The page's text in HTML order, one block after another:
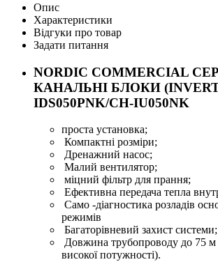
Опис
Характеристики
Відгуки про товар
Задати питання
NORDIC COMMERCIAL
КАНАЛЬНІ БЛОКИ
IDS050PNK/CH-IU050NK
проста установка;
Компактні розміри;
Дренажний насос;
Малий вентилятор;
міцний фільтр для прання;
Ефективна передача тепла
Само -діагностика розладів
режимів
Багаторівневий захист системи;
Довжина трубопроводу до 75 м
високої потужності).